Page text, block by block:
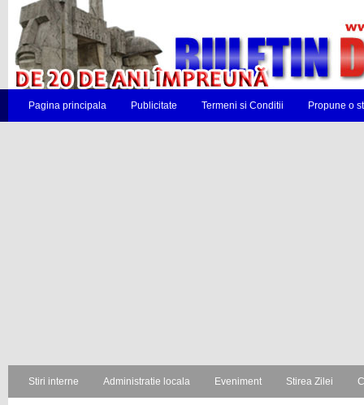
Pagina principala Publicitate Termeni si Conditii Propune o
Stiri interne Administratie locala Eveniment Stirea Zilei